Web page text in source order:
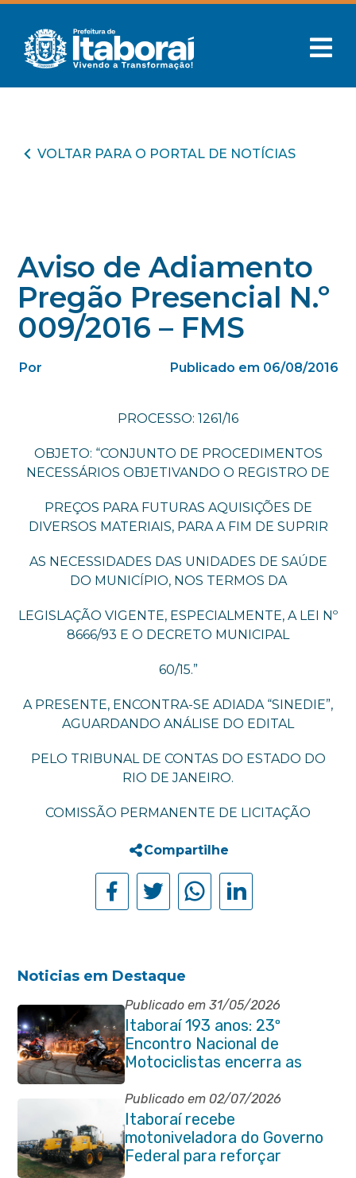
VOLTAR PARA O PORTAL DE NOTÍCIAS
Aviso de Adiamento
Pregão Presencial N.º
009/2016 – FMS
Por Publicado em 06/08/2016
PROCESSO: 1261/16
OBJETO: “CONJUNTO DE PROCEDIMENTOS
NECESSÁRIOS OBJETIVANDO O REGISTRO DE
PREÇOS PARA FUTURAS AQUISIÇÕES DE
DIVERSOS MATERIAIS, PARA A FIM DE SUPRIR
AS NECESSIDADES DAS UNIDADES DE SAÚDE
DO MUNICÍPIO, NOS TERMOS DA
LEGISLAÇÃO VIGENTE, ESPECIALMENTE, A LEI Nº
8666/93 E O DECRETO MUNICIPAL
60/15.”
A PRESENTE, ENCONTRA-SE ADIADA “SINEDIE”,
AGUARDANDO ANÁLISE DO EDITAL
PELO TRIBUNAL DE CONTAS DO ESTADO DO
RIO DE JANEIRO.
COMISSÃO PERMANENTE DE LICITAÇÃO
Compartilhe
Noticias em Destaque
Publicado em 31/05/2026
Itaboraí 193 anos: 23º
Encontro Nacional de
Motociclistas encerra as
comemorações do
aniversário da cidade
Publicado em 02/07/2026
Itaboraí recebe
motoniveladora do Governo
Federal para reforçar
serviços de infraestrutura